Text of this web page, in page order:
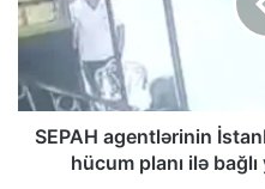
‍SEPAH agentlərinin
hücum planı ilə